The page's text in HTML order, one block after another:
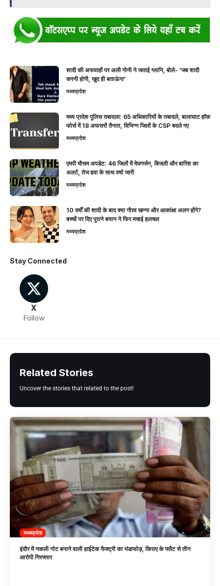
शादी की अफवाहों पर अली गोनी ने जताई ग्लानि, बोले- ‘जब शादी
करनी होगी, खुद ही बताऊंगा’
मध्यप्रदेश
मध्य प्रदेश पुलिस तबादला: 65 अधिकारियों के तबादले, बालाघाट हॉक
फोर्स में 18 अफसरों तैनात, विभिन्न जिलों के CSP बदले गए
मध्यप्रदेश
एमपी मौसम अपडेट: 46 जिलों में मेघगर्जन, बिजली और बारिश का
अलर्ट, तेज हवा के साथ वर्षा जारी
मध्यप्रदेश
10 वर्षों की शादी के बाद क्या गौरव खन्ना और आकांक्षा अलग होंगे?
बच्चों पर दिए पुराने बयान ने फिर मचाई हलचल
मध्यप्रदेश
Stay Connected
X
Follow
Related Stories
Uncover the stories that related to the post!
मध्यप्रदेश
इंदौर में नकली नोट बनाने वाली हाईटेक फैक्ट्री का भंडाफोड़, किराए के फ्लैट से तीन
आरोपी गिरफ्तार